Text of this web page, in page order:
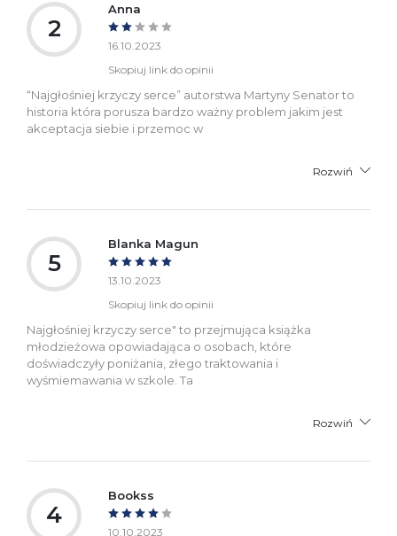
2
Anna
16.10.2023
Skopiuj link do opinii
“Najgłośniej krzyczy serce” autorstwa Martyny Senator to
historia która porusza bardzo ważny problem jakim jest
akceptacja siebie i przemoc w
Rozwiń
5
Blanka Magun
13.10.2023
Skopiuj link do opinii
Najgłośniej krzyczy serce" to przejmująca książka
młodzieżowa opowiadająca o osobach, które
doświadczyły poniżania, złego traktowania i
wyśmiemawania w szkole. Ta
Rozwiń
4
Bookss
10.10.2023